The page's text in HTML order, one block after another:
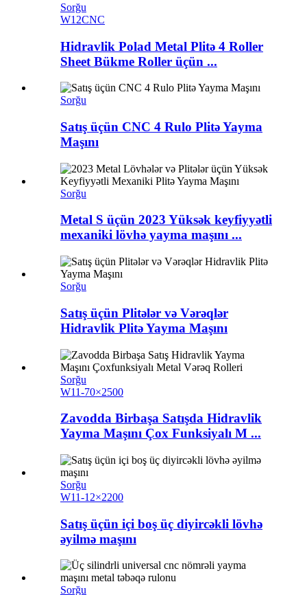
Sorğu
W12CNC
Hidravlik Polad Metal Plitə 4 Roller
Sheet Bükme Roller üçün ...
Sorğu
Satış üçün CNC 4 Rulo Plitə Yayma
Maşını
Sorğu
Metal S üçün 2023 Yüksək keyfiyyətli
mexaniki lövhə yayma maşını ...
Sorğu
Satış üçün Plitələr və Vərəqlər
Hidravlik Plitə Yayma Maşını
Sorğu
W11-70×2500
Zavodda Birbaşa Satışda Hidravlik
Yayma Maşını Çox Funksiyalı M ...
Sorğu
W11-12×2200
Satış üçün içi boş üç diyircəkli lövhə
əyilmə maşını
Sorğu